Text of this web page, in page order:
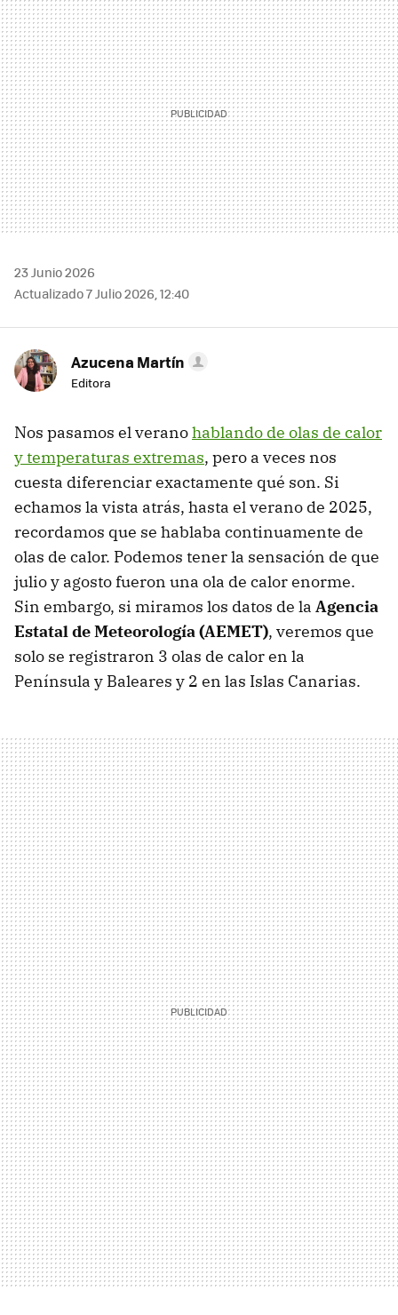
MAIL
23 Junio 2026
Actualizado 7 Julio 2026, 12:40
Azucena Martín
Editora
Nos pasamos el veranohablando de olas de calor
y temperaturas extremas, pero a veces nos
cuesta diferenciar exactamente qué son. Si
echamos la vista atrás, hasta el verano de 2025,
recordamos que se hablaba continuamente de
olas de calor. Podemos tener la sensación de que
julio y agosto fueron una ola de calor enorme.
Sin embargo, si miramos los datos de la Agencia
Estatal de Meteorología (AEMET), veremos que
solo se registraron 3 olas de calor en la
Península y Baleares y 2 en las Islas Canarias.